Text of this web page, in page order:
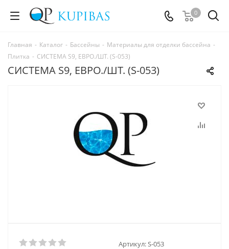
0
Главная - Каталог - Бассейны - Материалы для отделки бассейна -
Плитка - СИСТЕМА S9, ЕВРО./ШТ. (S-053)
СИСТЕМА S9, ЕВРО./ШТ. (S-053)
Артикул: S-053